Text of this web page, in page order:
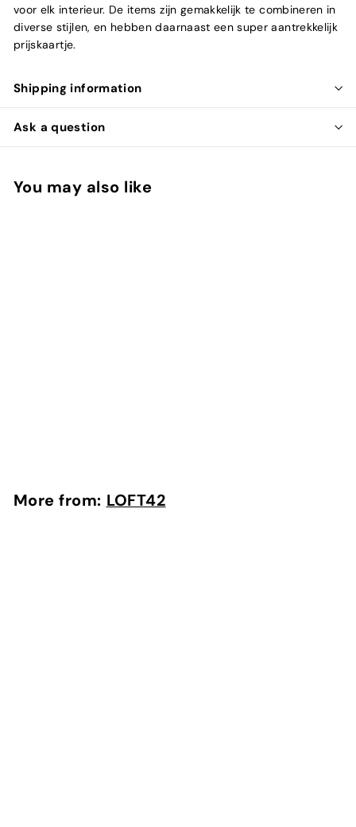
voor elk interieur. De items zijn gemakkelijk te combineren in
diverse stijlen, en hebben daarnaast een super aantrekkelijk
prijskaartje.
Shipping information
Ask a question
You may also like
More from: LOFT42